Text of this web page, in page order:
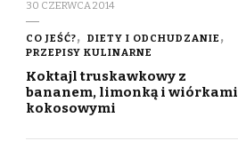
30 CZERWCA 2014
CO JEŚĆ?
DIETY I ODCHUDZANIE
PRZEPISY KULINARNE
Koktajl truskawkowy z
bananem, limonką i wiórkami
kokosowymi